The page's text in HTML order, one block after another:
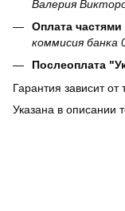
Валерия
Оплата
коммисия банка
Послеоплата
Гарантия зависит от
Указана в описании